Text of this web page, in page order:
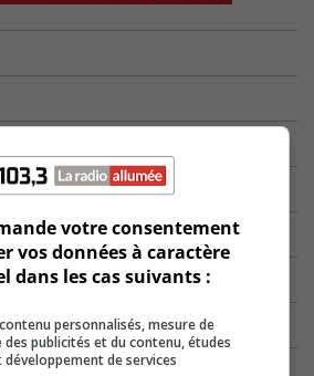
votre consentement
vos données à caractère
dans les cas suivants :
personnalisés, mesure de
publicités et du contenu, études
développement de services